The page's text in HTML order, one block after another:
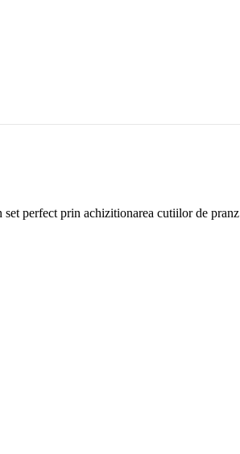
set perfect prin achizitionarea cutiilor de pranz